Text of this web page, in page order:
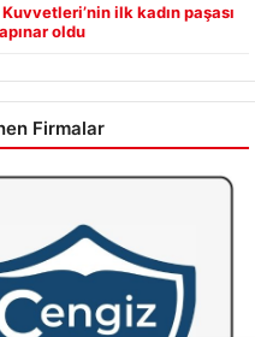
ilk kadın paşası
oldu
Firmalar